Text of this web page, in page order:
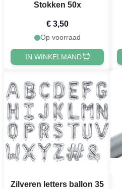
Stokken 50x
€ 3,50
Op voorraad
IN WINKELMAND
Zilveren letters ballon 35